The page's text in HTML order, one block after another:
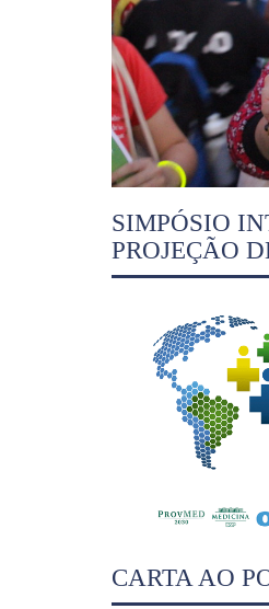
SIMPÓSIO
PROJEÇÃO
CARTA AO